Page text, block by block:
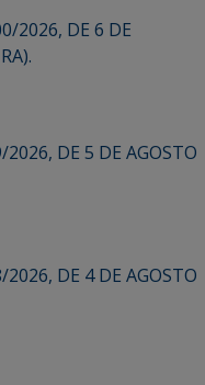
2026, DE 6 DE
DE 5 DE AGOSTO
DE 4 DE AGOSTO